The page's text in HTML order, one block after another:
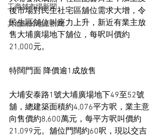
工商舖市場新聞
其他關於地產新聞
後市場對民生社宅區舖位需求大增，令
民生區舖位叫座力上升，新近有業主放
售大埔廣場地下舖位，每呎叫價約
21,000元。
特闊門面 降價逾1成放售
大埔安泰路1號大埔廣場地下49至52號
舖，總建築面積約4,076平方呎，業主意
向售價約8,600萬元，每平方呎叫價約
21,099元。舖位門闊約60呎，現以交吉